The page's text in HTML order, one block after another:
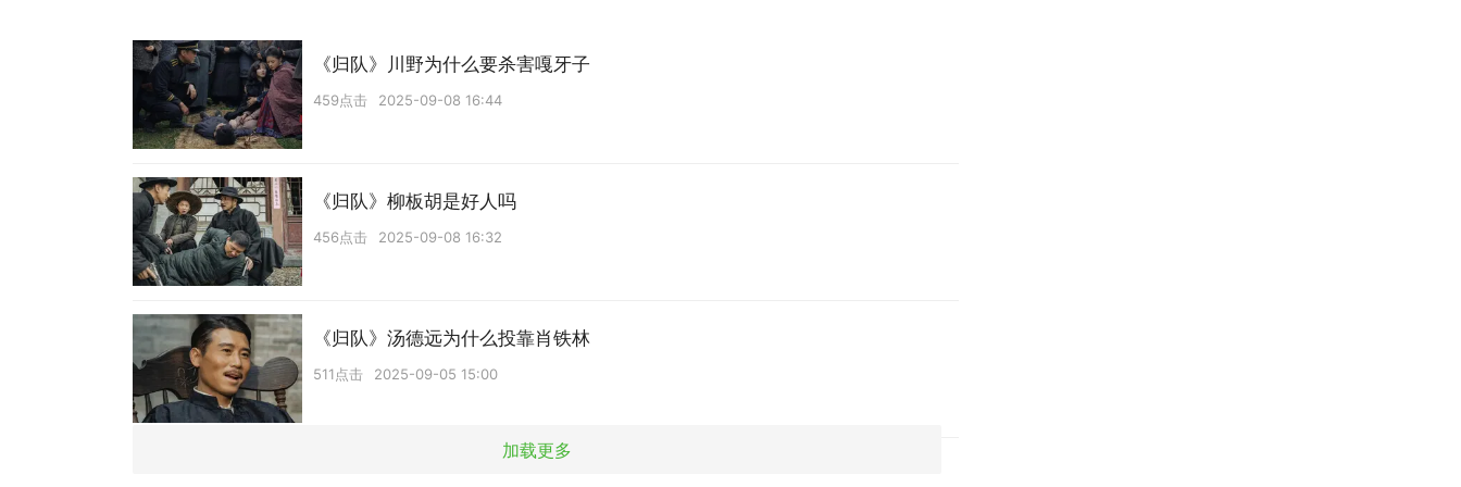
《归队》川野为什么要杀害嘎牙子
459点击 2025-09-08 16:44
《归队》柳板胡是好人吗
456点击 2025-09-08 16:32
《归队》汤德远为什么投靠肖铁林
511点击 2025-09-05 15:00
加载更多